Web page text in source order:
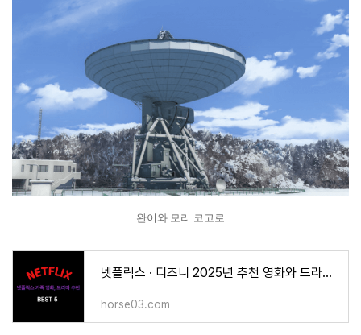
완이와 모리 코고로
넷플릭스 · 디즈니 2025년 추천 영화와 드라마 TOP 5
horse03.com